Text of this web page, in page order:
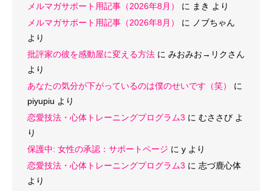
メルマガサポート用記事（2026年8月）
に まき より
メルマガサポート用記事（2026年8月）
に
ノブちゃん
より
批評家の彼を感動屋に変える方法 に みおみお→リクさん
より
あなたの気分が下がっているのは僕のせいです（笑）
に
piyupiu より
恋愛技法・心体トレーニングプログラム3 に むささび よ
り
保護中: 女性の承認：サポートページ に y より
恋愛技法・心体トレーニングプログラム3 に 志づ鹿心体
より